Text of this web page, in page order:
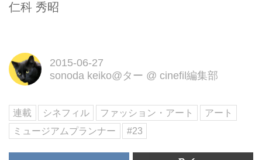
仁科 秀昭
2015-06-27
sonoda keiko@ター @ cinefil編集部
連載 シネフィル ファッション・アート
アート
ミュージアムプランナー
#23